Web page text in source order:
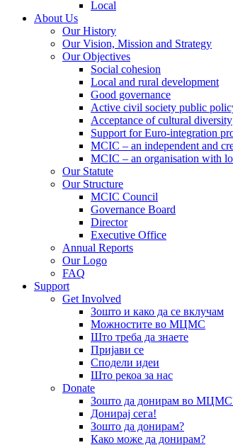
Local
About Us
Our History
Our Vision, Mission and Strategy
Our Objectives
Social cohesion
Local and rural development
Good governance
Active civil society public
Acceptance of cultural diversity
Support for Euro-integration
MCIC – an independent and
MCIC – an organisation with
Our Statute
Our Structure
MCIC Council
Governance Board
Director
Executive Office
Annual Reports
Our Logo
FAQ
Support
Get Involved
Зошто и како да се вклучам
Можностите во МЦМС
Што треба да знаете
Пријави се
Сподели идеи
Што рекоа за нас
Donate
Зошто да донирам во
Донирај сега!
Зошто да донирам?
Како може да донирам?